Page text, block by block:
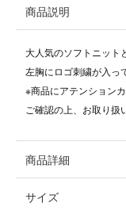
商品説明
大人気のソフトニット
左胸にロゴ刺繍が入っ
※商品にアテンション
ご確認の上、お取り扱
商品詳細
サイズ